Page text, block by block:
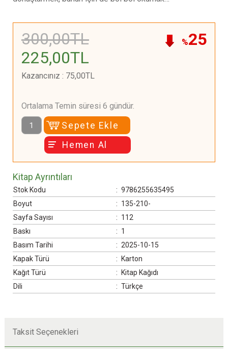
%25
300,00TL
225,00TL
Kazancınız : 75,00TL
Ortalama Temin süresi 6 gündür.
Sepete Ekle
Hemen Al
Kitap Ayrıntıları
Stok Kodu : 9786255635495
Boyut
: 135-210-
Sayfa Sayısı
: 112
Baskı
: 1
Basım Tarihi
: 2025-10-15
Kapak Türü
:
Karton
Kağıt Türü
:
Kitap Kağıdı
Dili
: Türkçe
Taksit Seçenekleri